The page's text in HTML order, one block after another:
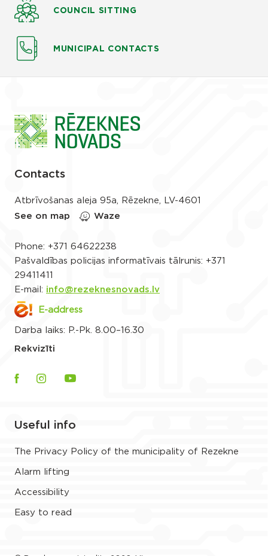
COUNCIL SITTING
MUNICIPAL CONTACTS
Contacts
Atbrīvošanas aleja 95a, Rēzekne, LV-4601
See on map
Waze
Phone: +371 64622238
Pašvaldības policijas informatīvais tālrunis: +371
29411411
E-mail: info@rezeknesnovads.lv
E-address
Darba laiks: P.-Pk. 8.00–16.30
Rekvizīti
Useful info
The Privacy Policy of the municipality of Rezekne
Alarm lifting
Accessibility
Easy to read